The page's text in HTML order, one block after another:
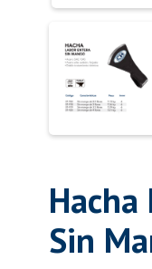
Sin